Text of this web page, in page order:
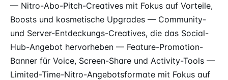
— Nitro-Abo-Pitch-Creatives mit Fokus auf Vorteile,
Boosts und kosmetische Upgrades — Community-
und Server-Entdeckungs-Creatives, die das Social-
Hub-Angebot hervorheben — Feature-Promotion-
Banner für Voice, Screen-Share und Activity-Tools —
Limited-Time-Nitro-Angebotsformate mit Fokus auf